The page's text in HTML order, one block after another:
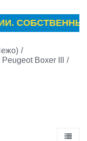
СОБСТВЕННЫЙ
/
Boxer III
/